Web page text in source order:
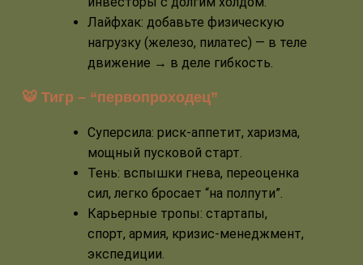
Лайфхак: добавьте физическую
нагрузку (железо, пилатес) — в теле
движение → в деле гибкость.
🐯 Тигр – “первопроходец”
Суперсила: риск-аппетит, харизма,
мощный пусковой старт.
Тень: вспышки гнева, переоценка
сил, легко бросает “на полпути”.
Карьерные тропы: стартапы,
спорт, армия, кризис-менеджмент,
экспедиции.